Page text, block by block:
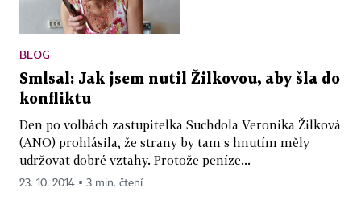
BLOG
Smlsal: Jak jsem nutil Žilkovou, aby šla do
konfliktu
Den po volbách zastupitelka Suchdola Veronika Žilková
(ANO) prohlásila, že strany by tam s hnutím měly
udržovat dobré vztahy. Protože peníze...
23. 10. 2014 ▪ 3 min. čtení